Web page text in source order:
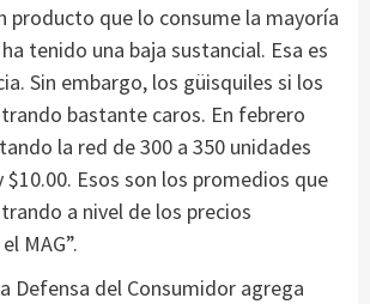
producto que lo consume la mayoría
tenido una baja sustancial. Esa es
Sin embargo, los güisquiles si los
bastante caros. En febrero
la red de 300 a 350 unidades
$10.00. Esos son los promedios que
a nivel de los precios
MAG”.
Defensa del Consumidor agrega